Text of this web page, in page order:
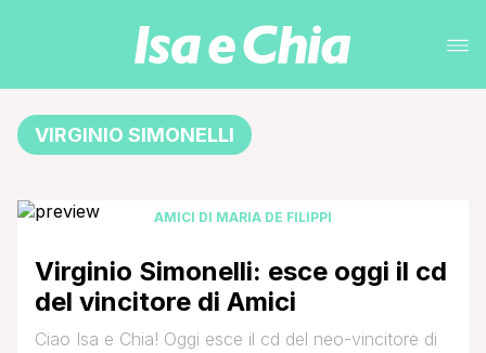
VIRGINIO SIMONELLI
AMICI DI MARIA DE FILIPPI
Virginio Simonelli: esce oggi il cd
del vincitore di Amici
Ciao Isa e Chia! Oggi esce il cd del neo-vincitore di